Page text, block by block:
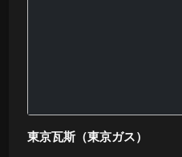
東京瓦斯（東京ガス）